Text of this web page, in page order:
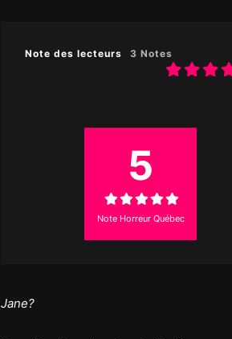
Note des lecteurs 3 Notes
5
Note Horreur Québec
Jane?